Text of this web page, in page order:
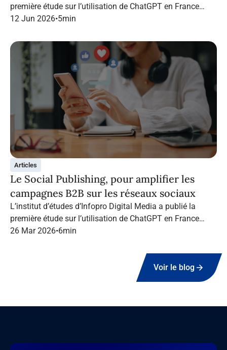
première étude sur l’utilisation de ChatGPT en France
dans le marketing B2B.
12 Jun 2026•5min
Articles
Le Social Publishing, pour amplifier les
campagnes B2B sur les réseaux sociaux
L’institut d’études d’Infopro Digital Media a publié la
première étude sur l’utilisation de ChatGPT en France
dans le marketing B2B.
26 Mar 2026•6min
Voir le blog